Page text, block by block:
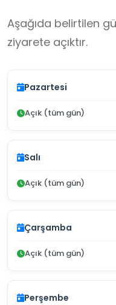
Aşağıda belirtilen
ziyarete açıktır.
Pazartesi
Açık (tüm gün)
Salı
Açık (tüm gün)
Çarşamba
Açık (tüm gün)
Perşembe